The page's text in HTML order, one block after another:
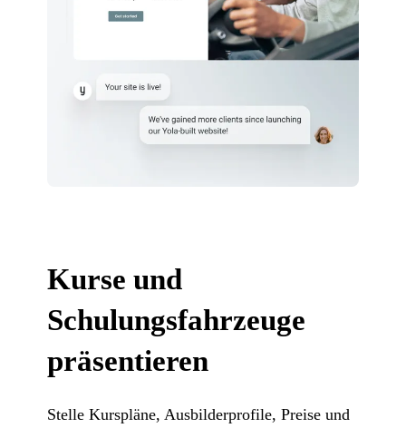
Kurse und
Schulungsfahrzeuge
präsentieren
Stelle Kurspläne, Ausbilderprofile, Preise und